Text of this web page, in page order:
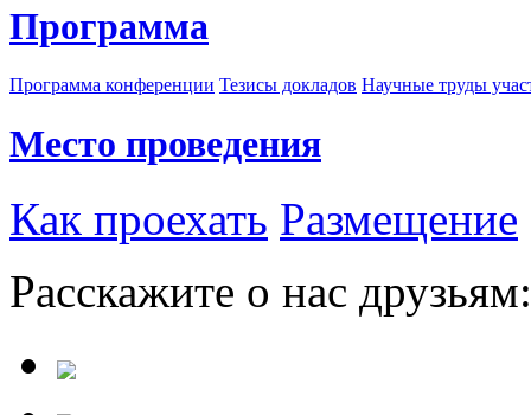
Программа
Программа конференции Тезисы докладов Научные труды
Место проведения
Как проехать Размещение
Расскажите о нас друзьям: